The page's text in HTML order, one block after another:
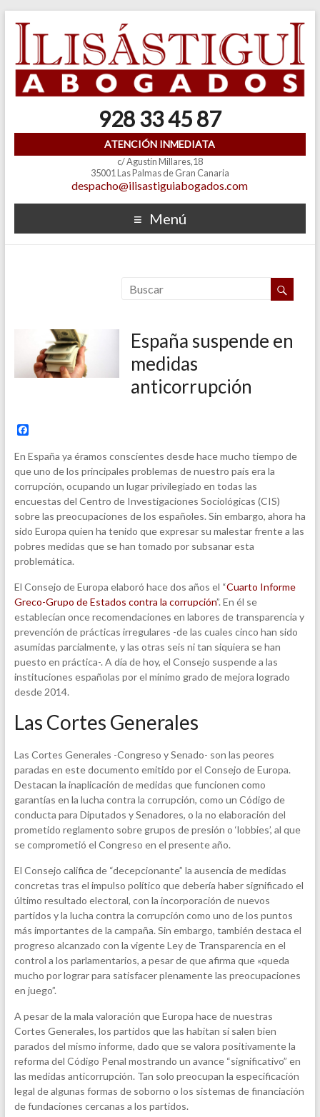
928 33 45 87
ATENCIÓN INMEDIATA
c/ Agustín Millares,18
35001 Las Palmas de Gran Canaria
despacho@ilisastiguiabogados.com
Menú
España suspende en
medidas
anticorrupción
F
c
e
b
o
o
k
En España ya éramos conscientes desde hace mucho tiempo de
que uno de los principales problemas de nuestro país era la
corrupción, ocupando un lugar privilegiado en todas las
encuestas del Centro de Investigaciones Sociológicas (CIS)
sobre las preocupaciones de los españoles. Sin embargo, ahora ha
sido Europa quien ha tenido que expresar su malestar frente a las
pobres medidas que se han tomado por subsanar esta
problemática.
El Consejo de Europa elaboró hace dos años el “Cuarto Informe
Greco-Grupo de Estados contra la corrupción”. En él se
establecían once recomendaciones en labores de transparencia y
prevención de prácticas irregulares -de las cuales cinco han sido
asumidas parcialmente, y las otras seis ni tan siquiera se han
puesto en práctica-. A día de hoy, el Consejo suspende a las
instituciones españolas por el mínimo grado de mejora logrado
desde 2014.
Las Cortes Generales
Las Cortes Generales -Congreso y Senado- son las peores
paradas en este documento emitido por el Consejo de Europa.
Destacan la inaplicación de medidas que funcionen como
garantías en la lucha contra la corrupción, como un Código de
conducta para Diputados y Senadores, o la no elaboración del
prometido reglamento sobre grupos de presión o ‘lobbies’, al que
se comprometió el Congreso en el presente año.
El Consejo califica de “decepcionante” la ausencia de medidas
concretas tras el impulso político que debería haber significado el
último resultado electoral, con la incorporación de nuevos
partidos y la lucha contra la corrupción como uno de los puntos
más importantes de la campaña. Sin embargo, también destaca el
progreso alcanzado con la vigente Ley de Transparencia en el
control a los parlamentarios, a pesar de que afirma que «queda
mucho por lograr para satisfacer plenamente las preocupaciones
en juego”.
A pesar de la mala valoración que Europa hace de nuestras
Cortes Generales, los partidos que las habitan sí salen bien
parados del mismo informe, dado que se valora positivamente la
reforma del Código Penal mostrando un avance “significativo” en
las medidas anticorrupción. Tan solo preocupan la especificación
legal de algunas formas de soborno o los sistemas de financiación
de fundaciones cercanas a los partidos.